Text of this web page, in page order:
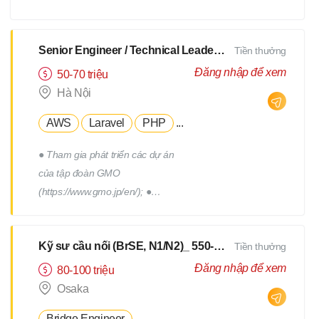
xây dựng thương hiệu tuyển
triển, quản lý đội ngũ Hr
Freelance của Devwork
Senior Engineer / Technical Leader - N2 Tiếng Nhật - Lương upto $3000
50-70 triệu
Hà Nội
AWS Laravel PHP ...
● Tham gia phát triển các dự án
của tập đoàn GMO
(https://www.gmo.jp/en/); ●
cùng với đội phát triển thuộc
phòng R&D của tập đoàn; ●
Phối hợp với các thành viên
Tiền thưởng
Đăng nhập để xem
Kỹ sư cầu nối (BrSE, N1/N2)_ 550-750Man
80-100 triệu
Osaka
Tiền thưởng
Đăng nhập để xem